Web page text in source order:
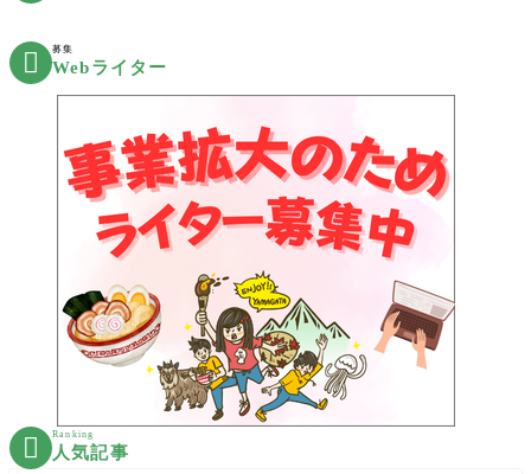
 募集
Webライター
 Ranking
人気記事